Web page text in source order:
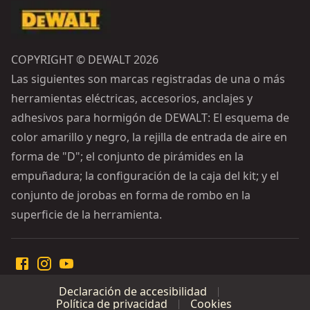
COPYRIGHT © DEWALT 2026
Las siguientes son marcas registradas de una o más
herramientas eléctricas, accesorios, anclajes y
adhesivos para hormigón de DEWALT: El esquema de
color amarillo y negro, la rejilla de entrada de aire en
forma de "D"; el conjunto de pirámides en la
empuñadura; la configuración de la caja del kit; y el
conjunto de jorobas en forma de rombo en la
superficie de la herramienta.
Declaración de accesibilidad
Política de privacidad
Cookies